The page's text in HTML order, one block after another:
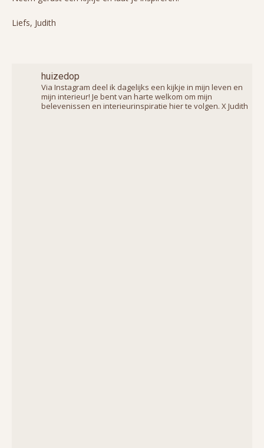
Liefs, Judith
huizedop
Via Instagram deel ik dagelijks een kijkje in mijn leven en
mijn interieur! Je bent van harte welkom om mijn
belevenissen en interieurinspiratie hier te volgen. X Judith